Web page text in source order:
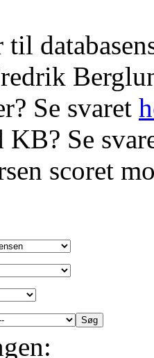
til
Se svaret
Se
scoret